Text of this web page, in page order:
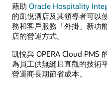
藉助 Oracle Hospitality
的凱悅酒店及其領導者可以
務和客戶服務「外掛」新功
店的營運方式。
凱悅與 OPERA Cloud PMS
為員工供無縫且直觀的技術
營運商長期節省成本。